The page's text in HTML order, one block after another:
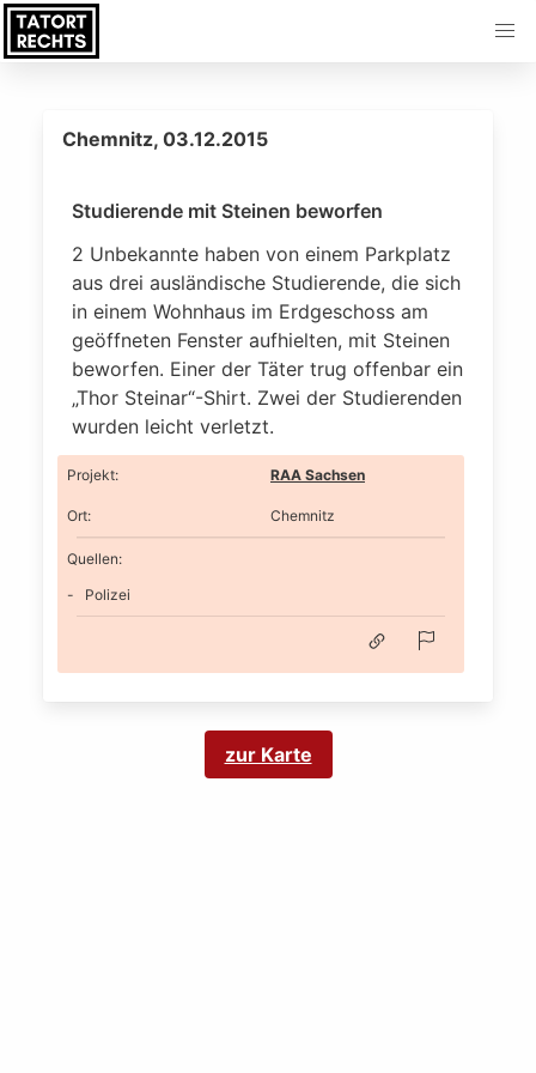
Chemnitz, 03.12.2015
Studierende mit Steinen beworfen
2 Unbekannte haben von einem Parkplatz
aus drei ausländische Studierende, die sich
in einem Wohnhaus im Erdgeschoss am
geöffneten Fenster aufhielten, mit Steinen
beworfen. Einer der Täter trug offenbar ein
„Thor Steinar“-Shirt. Zwei der Studierenden
wurden leicht verletzt.
Projekt: RAA Sachsen
Ort: Chemnitz
Quellen:
Polizei
zur Karte